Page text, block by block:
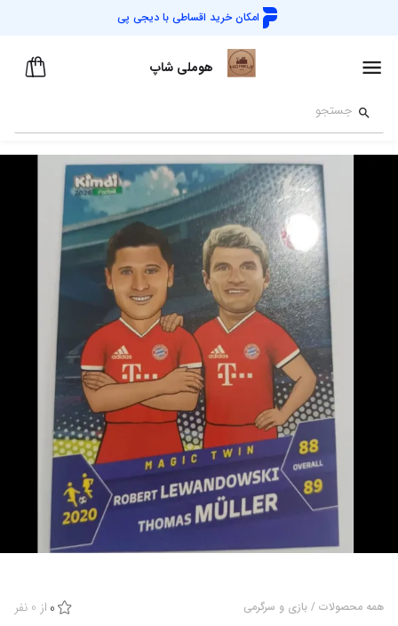
امکان خرید اقساطی با دیجی پی
هوملی شاپ
همه محصولات / بازی و سرگرمی 0 از 0 نفر